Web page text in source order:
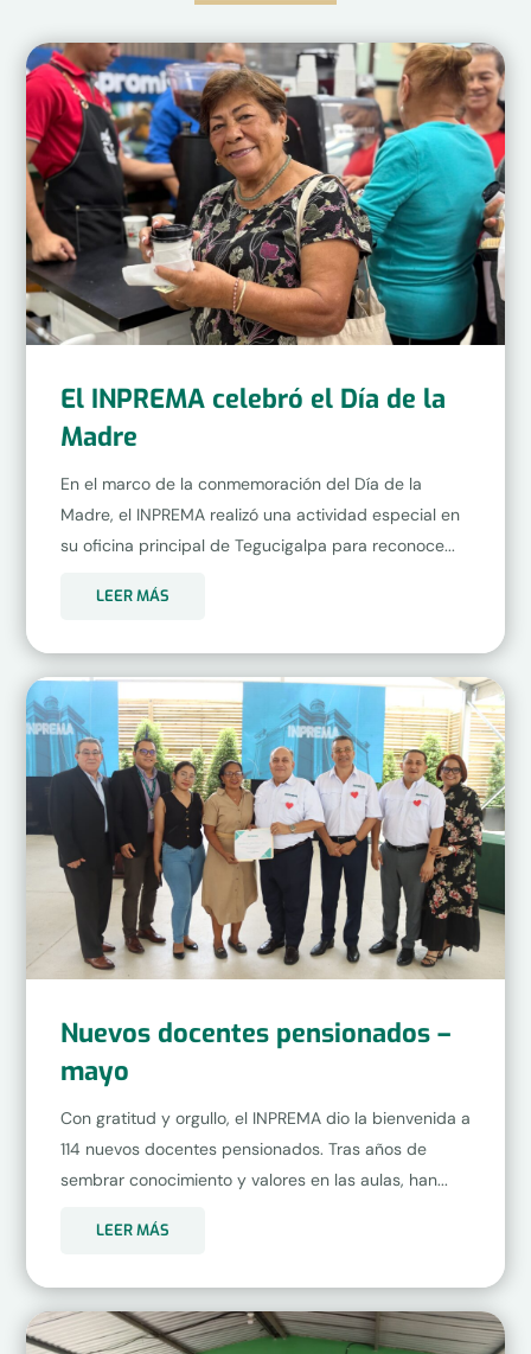
El INPREMA celebró el Día de la
Madre
En el marco de la conmemoración del Día de la
Madre, el INPREMA realizó una actividad especial en
su oficina principal de Tegucigalpa para reconoce...
LEER MÁS
Nuevos docentes pensionados –
mayo
Con gratitud y orgullo, el INPREMA dio la bienvenida a
114 nuevos docentes pensionados. Tras años de
sembrar conocimiento y valores en las aulas, han...
LEER MÁS